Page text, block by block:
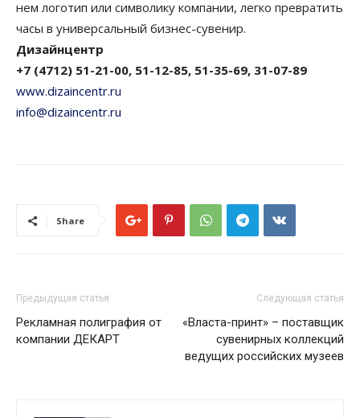
нем логотип или символику компании, легко превратить
часы в универсальный бизнес-сувенир.
Дизайнцентр
+7 (4712) 51-21-00, 51-12-85, 51-35-69, 31-07-89
www.dizaincentr.ru
info@dizaincentr.ru
Share
Предыдущая статья
Рекламная полиграфия от
компании ДЕКАРТ
Следующая статья
«Власта-принт» – поставщик
сувенирных коллекций
ведущих российских музеев